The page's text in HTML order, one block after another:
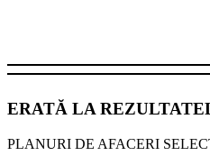
ERATĂ LA
PLANURI DE AFACERI